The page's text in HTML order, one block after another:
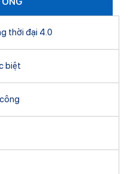
thời đại 4.0
biệt